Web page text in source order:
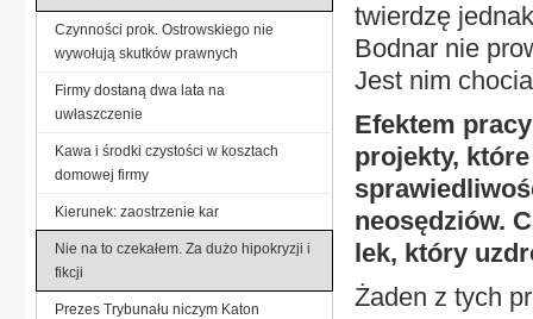
twierdzę
Bodnar nie
Jest nim
Efektem
projekty,
neosędziów.
lek, który
Żaden z tych
Czynności prok. Ostrowskiego nie
wywołują skutków prawnych
Firmy dostaną dwa lata na
uwłaszczenie
Kawa i środki czystości w kosztach
domowej firmy
Kierunek: zaostrzenie kar
Nie na to czekałem. Za dużo hipokryzji i
fikcji
Prezes Trybunału niczym Katon